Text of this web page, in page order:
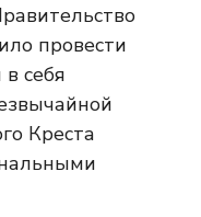
провести
себя
Креста